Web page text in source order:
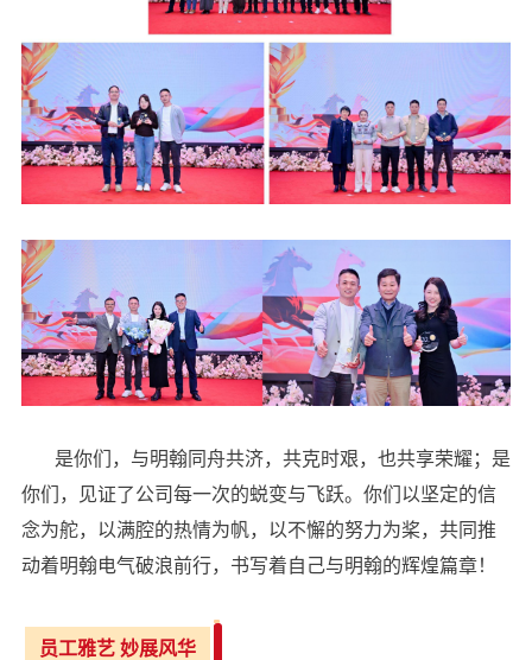
是你们，与明翰同舟共济，共克时艰，也共享荣耀；是
你们，见证了公司每一次的蜕变与飞跃。你们以坚定的信
念为舵，以满腔的热情为帆，以不懈的努力为桨，共同推
动着明翰电气破浪前行，书写着自己与明翰的辉煌篇章！
员工雅艺 妙展风华